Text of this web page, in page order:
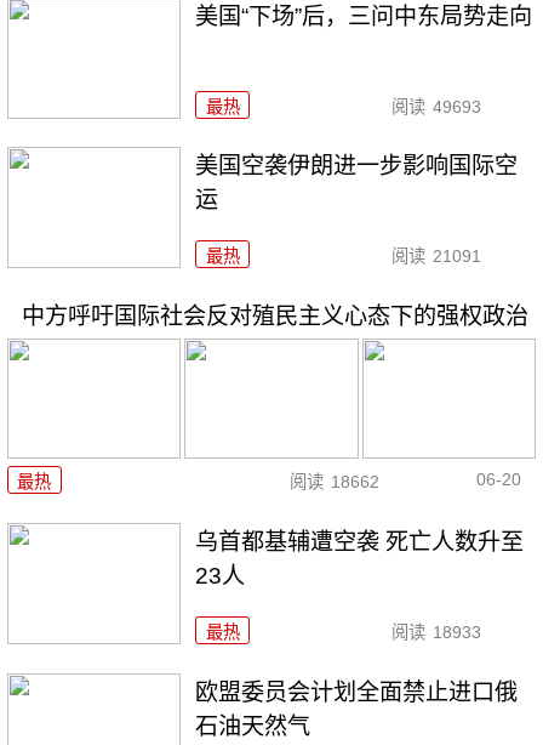
美国“下场”后，三问中东局势走向
最热 阅读 49693
美国空袭伊朗进一步影响国际空
运
最热 阅读 21091
中方呼吁国际社会反对殖民主义心态下的强权政治
最热 阅读 18662 06-20
乌首都基辅遭空袭 死亡人数升至
23人
最热 阅读 18933
欧盟委员会计划全面禁止进口俄
石油天然气